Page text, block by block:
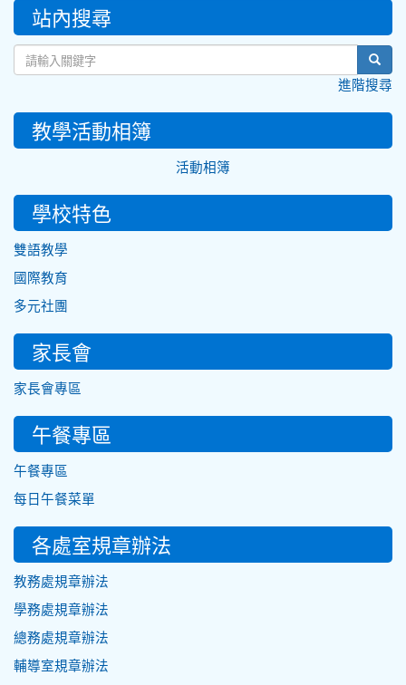
::: 站內搜尋
進階搜尋
教學活動相簿
活動相簿
學校特色
雙語教學
國際教育
多元社團
家長會
家長會專區
午餐專區
午餐專區
每日午餐菜單
各處室規章辦法
教務處規章辦法
學務處規章辦法
總務處規章辦法
輔導室規章辦法